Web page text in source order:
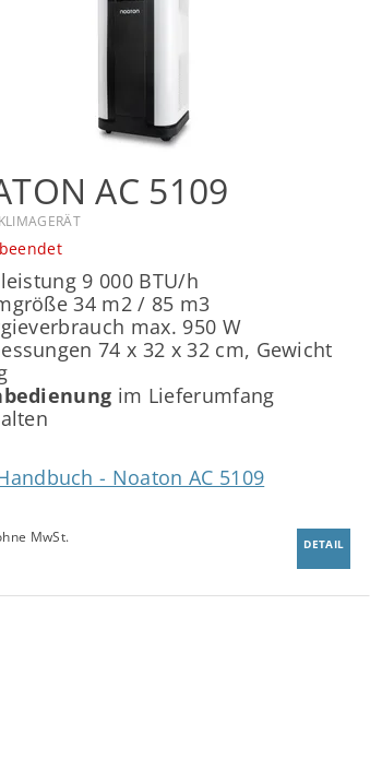
AC 5109
9 000 BTU/h
34 m2 / 85 m3
max. 950 W
74 x 32 x 32 cm, Gewicht
im Lieferumfang
- Noaton AC 5109
€ ohne MwSt. DETAIL